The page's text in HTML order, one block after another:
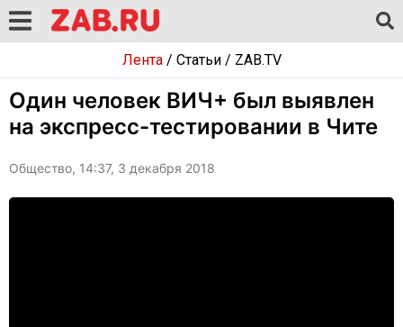
Лента/ Статьи/ ZAB.TV
Один человек ВИЧ+ был выявлен
на экспресс-тестировании в Чите
Общество, 14:37, 3 декабря 2018